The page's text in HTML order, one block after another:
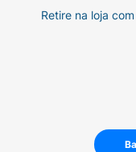
Retire na loja